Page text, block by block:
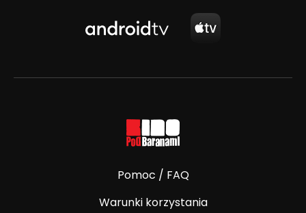
Pomoc / FAQ
Warunki korzystania